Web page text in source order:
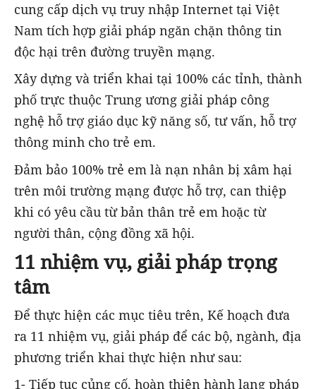
cung cấp dịch vụ truy nhập Internet tại Việt
Nam tích hợp giải pháp ngăn chặn thông tin
độc hại trên đường truyền mạng.
Xây dựng và triển khai tại 100% các tỉnh, thành
phố trực thuộc Trung ương giải pháp công
nghệ hỗ trợ giáo dục kỹ năng số, tư vấn, hỗ trợ
thông minh cho trẻ em.
Đảm bảo 100% trẻ em là nạn nhân bị xâm hại
trên môi trường mạng được hỗ trợ, can thiệp
khi có yêu cầu từ bản thân trẻ em hoặc từ
người thân, cộng đồng xã hội.
11 nhiệm vụ, giải pháp trọng
tâm
Để thực hiện các mục tiêu trên, Kế hoạch đưa
ra 11 nhiệm vụ, giải pháp để các bộ, ngành, địa
phương triển khai thực hiện như sau:
1- Tiếp tục củng cố, hoàn thiện hành lang pháp